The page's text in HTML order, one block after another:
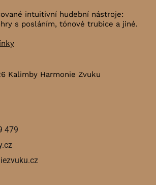
intuitivní hudební nástroje:
s posláním, tónové trubice a jiné.
Kalimby Harmonie Zvuku
479